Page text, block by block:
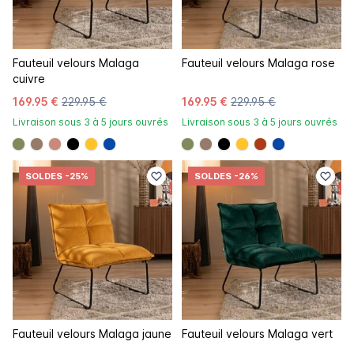
Fauteuil velours Malaga
cuivre
169.95 € 229.95 €
Livraison sous 3 à 5 jours ouvrés
#808a5d
#967b6a
#c98a78
#000000
#ffc42a
#0648a8
Fauteuil velours Malaga rose
169.95 € 229.95 €
Livraison sous 3 à 5 jours ouvrés
#808a5d
#967b6a
#000000
#ffc42a
#ac3c17
#0648a8
SOLDES -25%
Fauteuil velours Malaga jaune
SOLDES -26%
Fauteuil velours Malaga vert